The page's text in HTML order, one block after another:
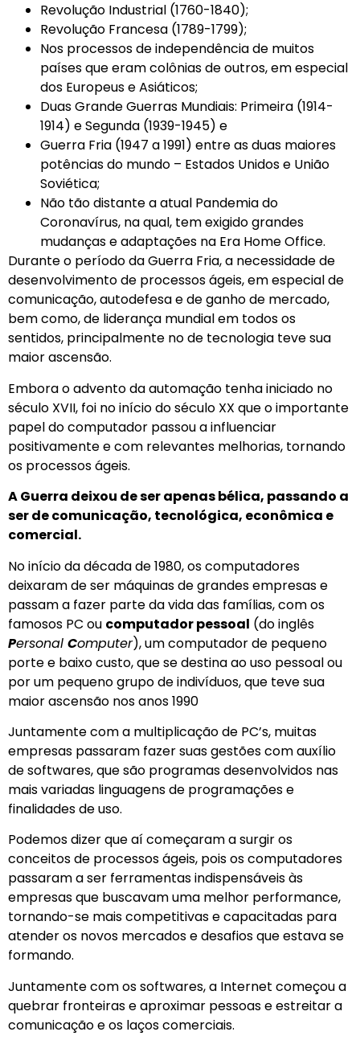
Revolução Industrial (1760-1840);
Revolução Francesa (1789-1799);
Nos processos de independência de muitos
países que eram colônias de outros, em especial
dos Europeus e Asiáticos;
Duas Grande Guerras Mundiais: Primeira (1914-
1914) eSegunda (1939-1945) e
Guerra Fria (1947 a 1991) entre as duas maiores
potências do mundo – Estados Unidos e União
Soviética;
Não tão distante a atual Pandemia do
Coronavírus, na qual, tem exigido grandes
mudanças e adaptações na Era Home Office.
Durante o período da Guerra Fria, a necessidade de
desenvolvimento de processos ágeis, em especial de
comunicação, autodefesa e de ganho de mercado,
bem como, de liderança mundial em todos os
sentidos, principalmente no de tecnologia teve sua
maior ascensão.
Embora o advento da automação tenha iniciado no
século XVII, foi no início do século XX que o importante
papel do computador passou a influenciar
positivamente e com relevantes melhorias, tornando
os processos ágeis.
A Guerra deixou de ser apenas bélica, passando a
ser de comunicação, tecnológica, econômica e
comercial.
No início da década de 1980, os computadores
deixaram de ser máquinas de grandes empresas e
passam a fazer parte da vida das famílias, com os
famosos PC ou computador pessoal (do inglês
Personal Computer), umcomputadorde pequeno
porte e baixo custo, que se destina ao uso pessoal ou
por um pequeno grupo de indivíduos, que teve sua
maior ascensão nos anos 1990
Juntamente com a multiplicação de PC’s, muitas
empresas passaram fazer suas gestões com auxílio
de softwares, que são programas desenvolvidos nas
mais variadas linguagens de programações e
finalidades de uso.
Podemos dizer que aí começaram a surgir os
conceitos de processos ágeis, pois os computadores
passaram a ser ferramentas indispensáveis às
empresas que buscavam uma melhor performance,
tornando-se mais competitivas e capacitadas para
atender os novos mercados e desafios que estava se
formando.
Juntamente com os softwares, a Internet começou a
quebrar fronteiras e aproximar pessoas e estreitar a
comunicação e os laços comerciais.